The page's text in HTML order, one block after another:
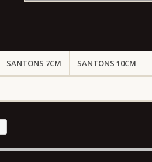
SANTONS 7CM SANTONS 10CM